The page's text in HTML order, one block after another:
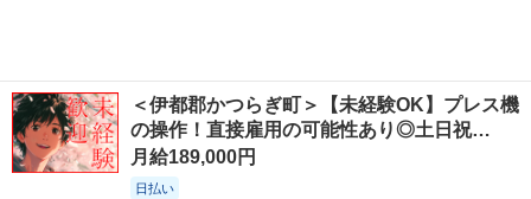
＜伊都郡かつらぎ町＞【未経験OK】プレス機
の操作！直接雇用の可能性あり◎土日祝…
月給189,000円
日払い